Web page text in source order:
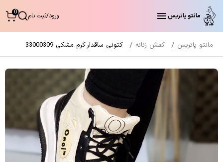
مانتو پاتریس ورود/ثبت نام 0
مانتو پاتریس کفش زنانه کتونی ساقدار کرم مشکی 33000309